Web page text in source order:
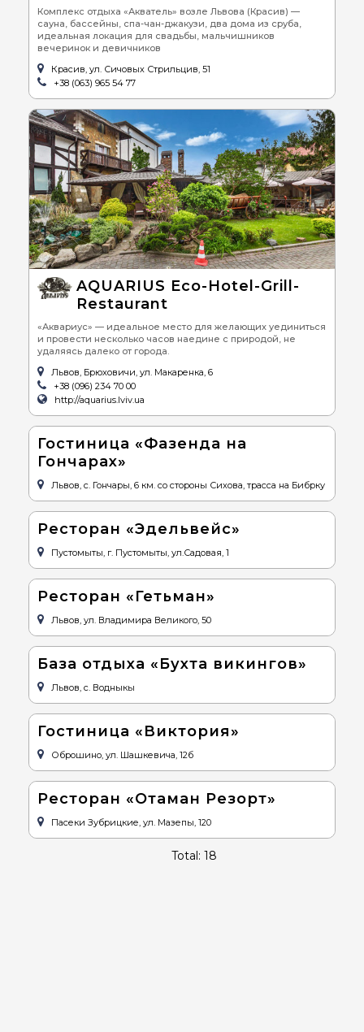
Комплекс отдыха «Акватель» возле Львова (Красив) —
сауна, бассейны, спа-чан-джакузи, два дома из сруба,
идеальная локация для свадьбы, мальчишников
вечеринок и девичников
Красив, ул. Сичовых Стрильцив, 51
+38 (063) 965 54 77
AQUARIUS Eco-Hotel-Grill-
Restaurant
«Аквариус» — идеальное место для желающих уединиться
и провести несколько часов наедине с природой, не
удаляясь далеко от города.
Львов, Брюховичи, ул. Макаренка, 6
+38 (096) 234 70 00
http://aquarius.lviv.ua
Гостиница «Фазенда на
Гончарах»
Львов, с. Гончары, 6 км. со стороны Сихова, трасса на Бибрку
Ресторан «Эдельвейс»
Пустомыты, г. Пустомыты, ул.Садовая, 1
Ресторан «Гетьман»
Львов, ул. Владимира Великого, 50
База отдыха «Бухта викингов»
Львов, с. Водныкы
Гостиница «Виктория»
Оброшино, ул. Шашкевича, 12б
Ресторан «Отаман Резорт»
Пасеки Зубрицкие, ул. Мазепы, 120
Total: 18